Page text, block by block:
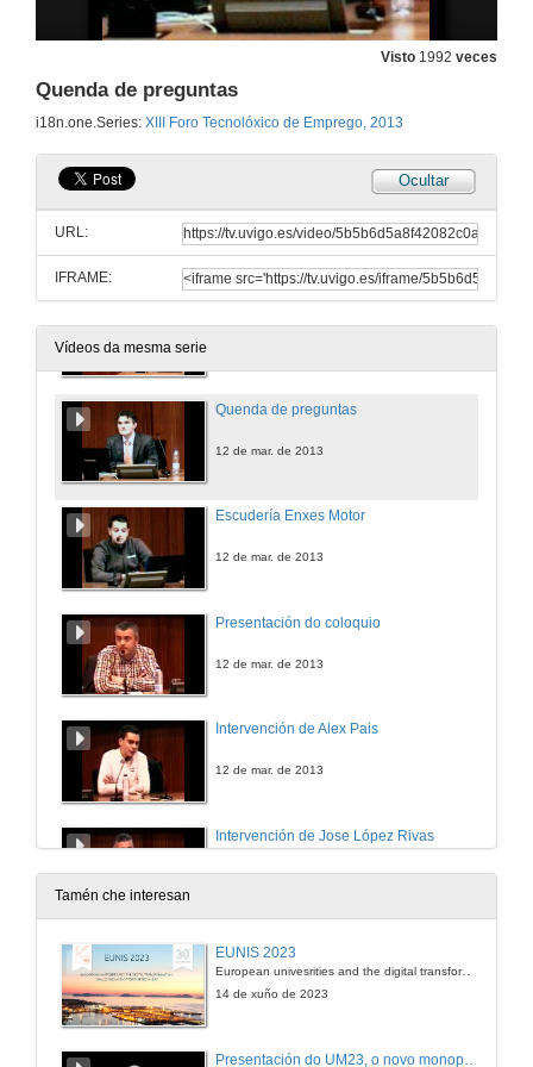
Visto 1992 veces
Quenda de preguntas
i18n.one.Series: XIII Foro Tecnolóxico de Emprego, 2013
Ocultar
URL:
IFRAME:
Vídeos da mesma serie
12 de mar. de 2013
Eures 2
12 de mar. de 2013
12 de mar. de 2013
Pedro Barrié de la Maza
Quenda de preguntas
12 de mar. de 2013
Escudería Enxes Motor
12 de mar. de 2013
Presentación do coloquio
12 de mar. de 2013
Intervención de Alex Pais
12 de mar. de 2013
Intervención de Jose López Rivas
12 de mar. de 2013
Tamén che interesan
EUNIS 2023
European univesrities and the digital transformation: challenges and opportunities ahead
14 de xuño de 2023